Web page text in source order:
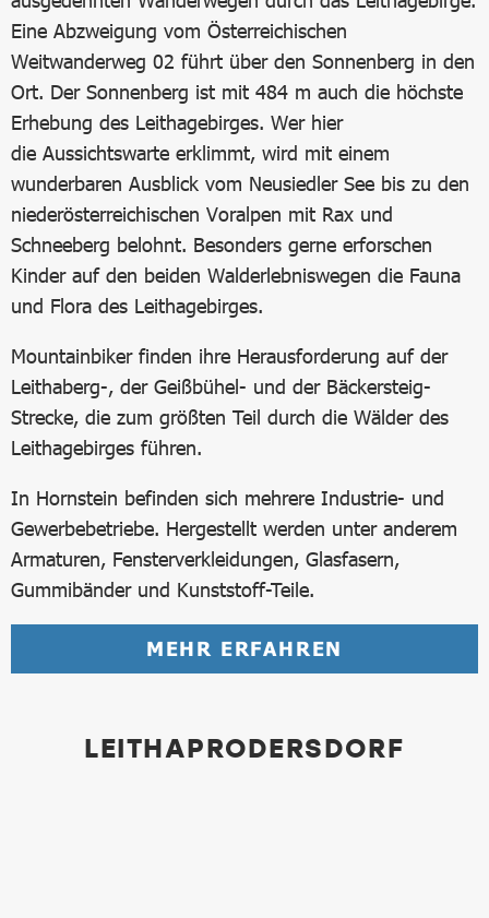
Eine Abzweigung vom Österreichischen
Weitwanderweg 02 führt über den Sonnenberg in den
Ort. Der Sonnenberg ist mit 484 m auch die höchste
Erhebung des Leithagebirges. Wer hier
die Aussichtswarte erklimmt, wird mit einem
wunderbaren Ausblick vom Neusiedler See bis zu den
niederösterreichischen Voralpen mit Rax und
Schneeberg belohnt. Besonders gerne erforschen
Kinder auf den beiden Walderlebniswegen die Fauna
und Flora des Leithagebirges.
Mountainbiker finden ihre Herausforderung auf der
Leithaberg-, der Geißbühel- und der Bäckersteig-
Strecke, die zum größten Teil durch die Wälder des
Leithagebirges führen.
In Hornstein befinden sich mehrere Industrie- und
Gewerbebetriebe. Hergestellt werden unter anderem
Armaturen, Fensterverkleidungen, Glasfasern,
Gummibänder und Kunststoff-Teile.
MEHR ERFAHREN
LEITHAPRODERSDORF